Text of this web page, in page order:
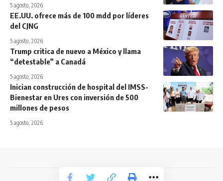
5 agosto, 2026
EE.UU. ofrece más de 100 mdd por líderes
del CJNG
5 agosto, 2026
Trump critica de nuevo a México y llama
“detestable” a Canadá
5 agosto, 2026
Inician construcción de hospital del IMSS-
Bienestar en Ures con inversión de 500
millones de pesos
5 agosto, 2026